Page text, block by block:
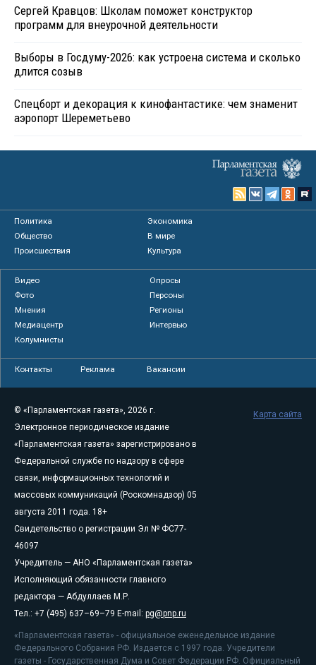
Сергей Кравцов: Школам поможет конструктор
программ для внеурочной деятельности
Выборы в Госдуму-2026: как устроена система и сколько
длится созыв
Спецборт и декорация к кинофантастике: чем знаменит
аэропорт Шереметьево
Политика
Экономика
Общество
В мире
Происшествия
Культура
Видео
Опросы
Фото
Персоны
Мнения
Регионы
Медиацентр
Интервью
Колумнисты
Контакты Реклама Вакансии
© «Парламентская газета», 2026 г.
Электронное периодическое издание
«Парламентская газета» зарегистрировано в
Федеральной службе по надзору в сфере
связи, информационных технологий и
массовых коммуникаций (Роскомнадзор) 05
августа 2011 года. 18+
Свидетельство о регистрации Эл № ФС77-
46097
Учредитель — АНО «Парламентская газета»
Исполняющий обязанности главного
редактора — Абдуллаев М.Р.
Тел.: +7 (495) 637–69–79 E-mail: pg@pnp.ru
«Парламентская газета» - официальное еженедельное издание
Федерального Собрания РФ. Издается с 1997 года. Учредители
газеты - Государственная Дума и Совет Федерации РФ. Официальный
Карта сайта